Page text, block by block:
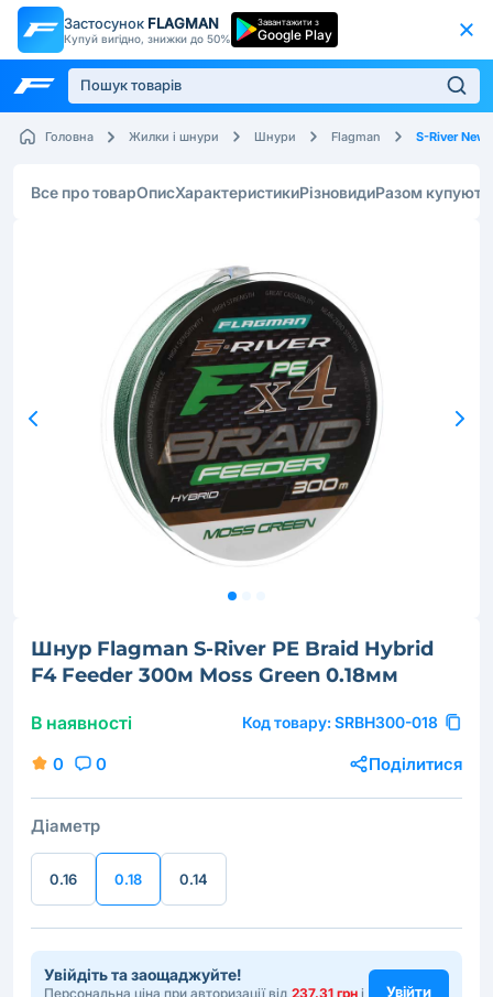
Застосунок FLAGMAN
Купуй вигідно, знижки до 50%
Завантажити з
Google Play
Головна Жилки і шнури Шнури Flagman S-River New
Все про товарОписХарактеристикиРізновидиРазом купують
Шнур Flagman S-River PE Braid Hybrid
F4 Feeder 300м Moss Green 0.18мм
В наявності Код товару: SRBH300-018
0 0 Поділитися
Діаметр
0.16 0.18 0.14
Увійдіть та заощаджуйте!
Персональна ціна при авторизації від 237.31 грн і
Увійти